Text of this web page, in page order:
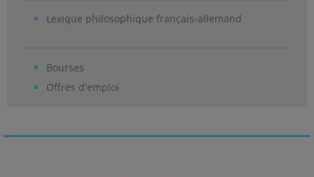
Lexique philosophique français-allemand
Bourses
Offres d'emploi